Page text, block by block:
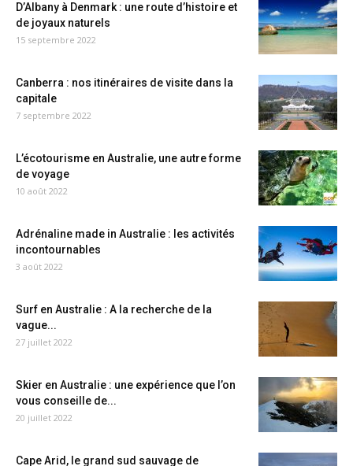
D’Albany à Denmark : une route d’histoire et
de joyaux naturels
15 septembre 2022
Canberra : nos itinéraires de visite dans la
capitale
7 septembre 2022
L’écotourisme en Australie, une autre forme
de voyage
10 août 2022
Adrénaline made in Australie : les activités
incontournables
3 août 2022
Surf en Australie : A la recherche de la
vague...
27 juillet 2022
Skier en Australie : une expérience que l’on
vous conseille de...
20 juillet 2022
Cape Arid, le grand sud sauvage de